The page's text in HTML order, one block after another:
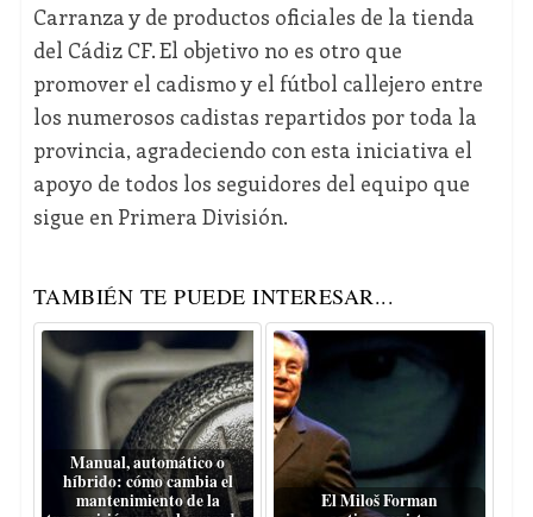
Carranza y de productos oficiales de la tienda
del Cádiz CF. El objetivo no es otro que
promover el cadismo y el fútbol callejero entre
los numerosos cadistas repartidos por toda la
provincia, agradeciendo con esta iniciativa el
apoyo de todos los seguidores del equipo que
sigue en Primera División.
TAMBIÉN TE PUEDE INTERESAR...
Manual, automático o
híbrido: cómo cambia el
mantenimiento de la
El Miloš Forman